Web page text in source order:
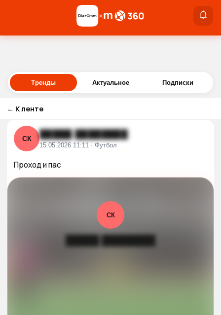
Войти
×
Тренды Актуальное Подписки
← К ленте
СК █████ ████████
15.05.2026 11:11 · Футбол
Проход и пас
СК